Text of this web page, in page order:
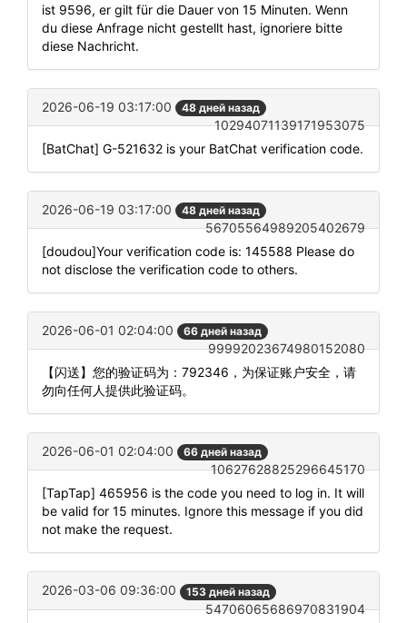
ist 9596, er gilt für die Dauer von 15 Minuten. Wenn
du diese Anfrage nicht gestellt hast, ignoriere bitte
diese Nachricht.
2026-06-19 03:17:00 48 дней назад
10294071139171953075
[BatChat] G-521632 is your BatChat verification code.
2026-06-19 03:17:00 48 дней назад
56705564989205402679
[doudou]Your verification code is: 145588 Please do
not disclose the verification code to others.
2026-06-01 02:04:00 66 дней назад
99992023674980152080
【闪送】您的验证码为：792346，为保证账户安全，请
勿向任何人提供此验证码。
2026-06-01 02:04:00 66 дней назад
10627628825296645170
[TapTap] 465956 is the code you need to log in. It will
be valid for 15 minutes. Ignore this message if you did
not make the request.
2026-03-06 09:36:00 153 дней назад
54706065686970831904